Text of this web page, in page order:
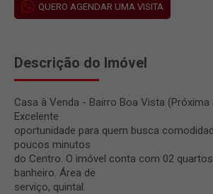
QUERO AGENDAR UMA VISITA
Descrição do Imóvel
Casa à Venda - Bairro Boa Vista (Próxima
Excelente
oportunidade para quem busca
poucos minutos
do Centro. O imóvel conta com 02
banheiro. Área de
serviço, quintal.